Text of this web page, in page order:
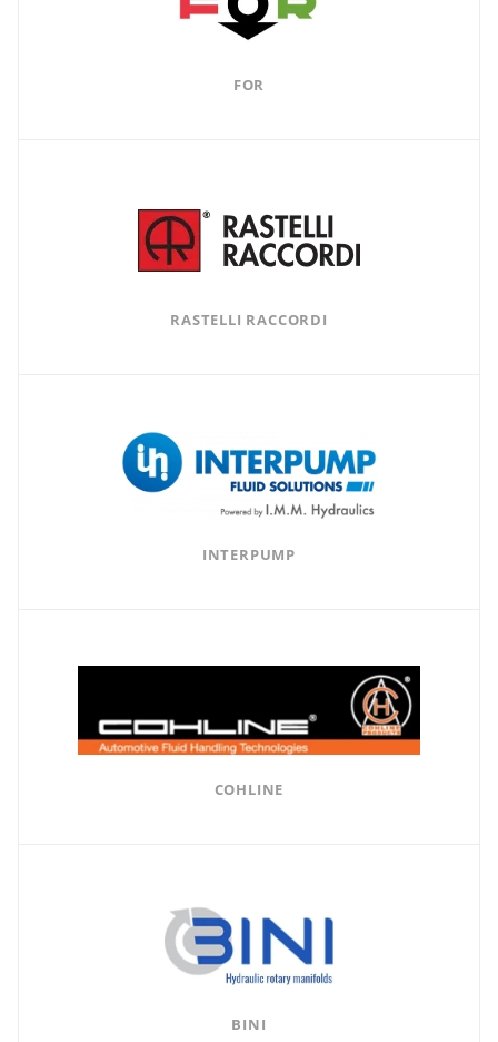
FOR
RASTELLI RACCORDI
INTERPUMP
COHLINE
BINI